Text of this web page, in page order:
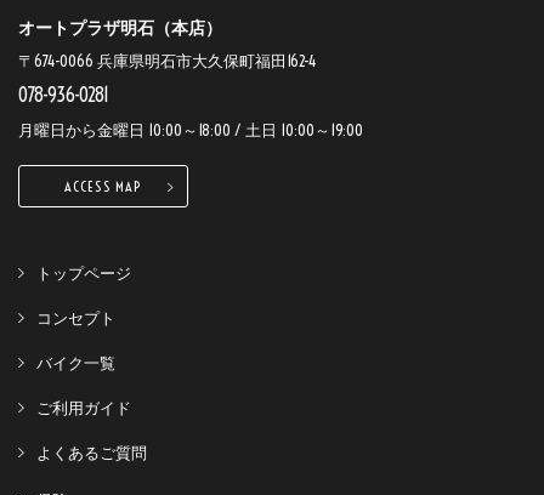
オートプラザ明石（本店）
〒674-0066 兵庫県明石市大久保町福田162-4
078-936-0281
月曜日から金曜日 10:00～18:00 / 土日 10:00～19:00
ACCESS MAP
トップページ
コンセプト
バイク一覧
ご利用ガイド
よくあるご質問